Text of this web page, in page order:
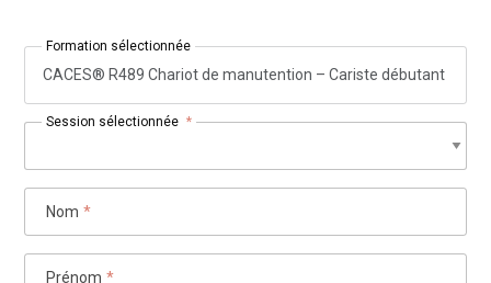
Formation sélectionnée
CACES® R489 Chariot de manutention – Cariste débutant
Session sélectionnée *
Nom *
Prénom *